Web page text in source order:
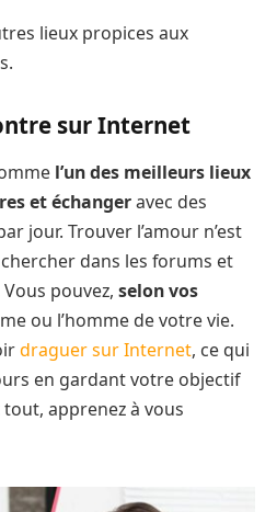
lieux propices aux
sur Internet
l’un des meilleurs lieux
et échangeravec des
jour. Trouver l’amour n’est
dans les forums et
Vous pouvez, selon vos
ou l’homme de votre vie.
draguer sur Internet, ce qui
en gardant votre objectif
apprenez à vous